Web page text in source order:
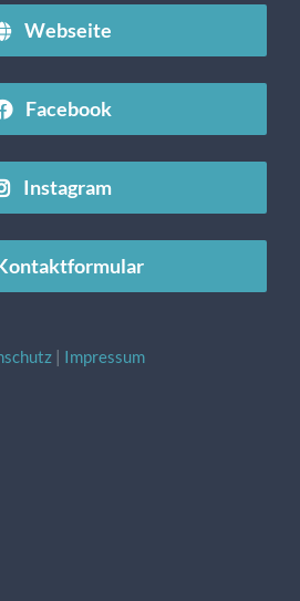
Webseite
Facebook
Instagram
| Impressum